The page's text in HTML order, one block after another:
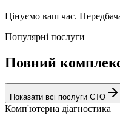
Цінуємо ваш час.
Популярні послуги
Повний
Показати всі послуги СТО
Комп'ютерна діагностика